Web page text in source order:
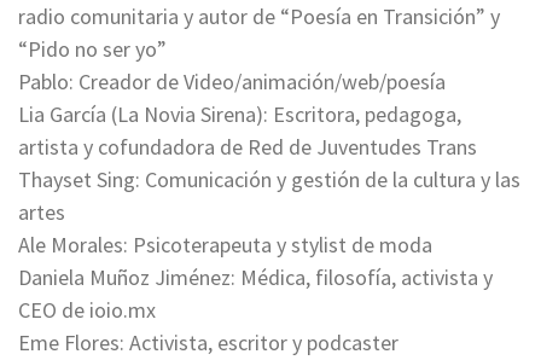
radio comunitaria y autor de “Poesía en Transición” y
“Pido no ser yo”
Pablo: Creador de Video/animación/web/poesía
Lia García (La Novia Sirena): Escritora, pedagoga,
artista y cofundadora de Red de Juventudes Trans
Thayset Sing: Comunicación y gestión de la cultura y las
artes
Ale Morales: Psicoterapeuta y stylist de moda
Daniela Muñoz Jiménez: Médica, filosofía, activista y
CEO de ioio.mx
Eme Flores: Activista, escritor y podcaster